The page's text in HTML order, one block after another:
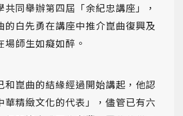
共同舉辦第四屆「余紀忠講座」，
的白先勇在講座中推介崑曲復興及
場師生如癡如醉。
和崑曲的結緣經過開始講起，他認
華精緻文化的代表」，儘管已有六